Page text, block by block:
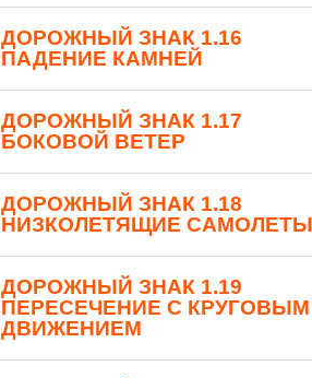
ДОРОЖНЫЙ ЗНАК 1.16
ПАДЕНИЕ КАМНЕЙ
ДОРОЖНЫЙ ЗНАК 1.17
БОКОВОЙ ВЕТЕР
ДОРОЖНЫЙ ЗНАК 1.18
НИЗКОЛЕТЯЩИЕ САМОЛЕТЫ
ДОРОЖНЫЙ ЗНАК 1.19
ПЕРЕСЕЧЕНИЕ С КРУГОВЫМ
ДВИЖЕНИЕМ